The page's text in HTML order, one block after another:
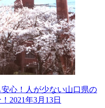
安心！人が少ない山口県の
2021年3月13日